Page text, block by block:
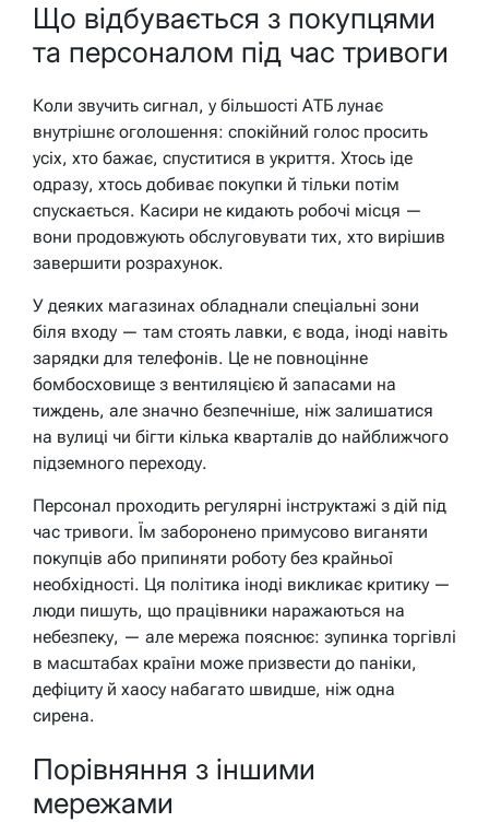
Що відбувається з покупцями
та персоналом під час тривоги
Коли звучить сигнал, у більшості АТБ лунає
внутрішнє оголошення: спокійний голос просить
усіх, хто бажає, спуститися в укриття. Хтось іде
одразу, хтось добиває покупки й тільки потім
спускається. Касири не кидають робочі місця —
вони продовжують обслуговувати тих, хто вирішив
завершити розрахунок.
У деяких магазинах обладнали спеціальні зони
біля входу — там стоять лавки, є вода, іноді навіть
зарядки для телефонів. Це не повноцінне
бомбосховище з вентиляцією й запасами на
тиждень, але значно безпечніше, ніж залишатися
на вулиці чи бігти кілька кварталів до найближчого
підземного переходу.
Персонал проходить регулярні інструктажі з дій під
час тривоги. Їм заборонено примусово виганяти
покупців або припиняти роботу без крайньої
необхідності. Ця політика іноді викликає критику —
люди пишуть, що працівники наражаються на
небезпеку, — але мережа пояснює: зупинка торгівлі
в масштабах країни може призвести до паніки,
дефіциту й хаосу набагато швидше, ніж одна
сирена.
Порівняння з іншими
мережами